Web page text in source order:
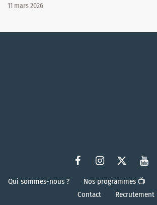
11 mars 2026
Qui sommes-nous ? Nos programmes 📺
Contact
Recrutement